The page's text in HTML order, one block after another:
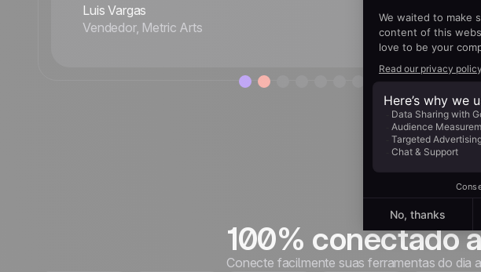
Luis Vargas
Vendedor, Metric Arts
100% conectado
Conecte facilmente suas ferramentas do dia